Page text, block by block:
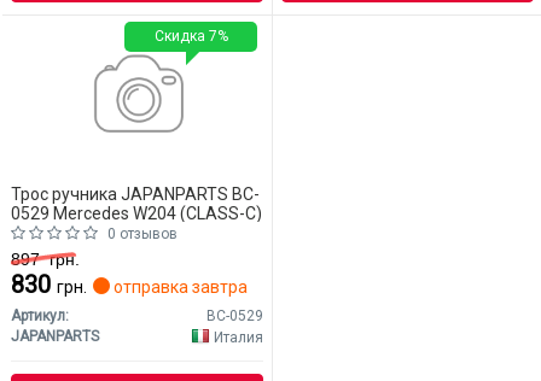
Трос ручника JAPANPARTS BC-
0529 Mercedes W204 (CLASS-C)
0 отзывов
897грн.
830 грн. отправка завтра
Артикул:
BC-0529
JAPANPARTS
Италия
Скидка 7%